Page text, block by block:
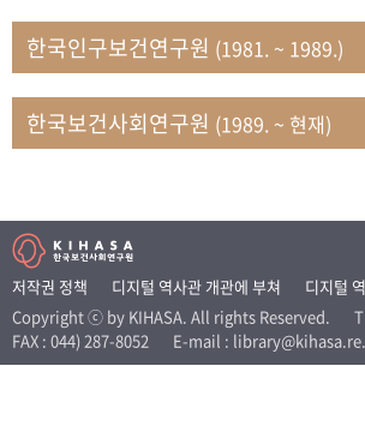
VR 역사관
문현상
가족복지연구실 인구가족연구팀
박인화
보건정책연구실
박재빈
연구부 인구역학담당실
변종화
보건정책연구실 건강증진팀
송건용
보건정책연구실
송태민
정보통계연구실 빅데이터연구센터
신희설
사업개발부 국제협력연구실
이규식
의료보험연구실
이문기
훈련부
한국인구보건연구원 (1981. ~ 1989.)
한국보건사회연구원 (1989. ~ 현재)
저작권 정책 디지털 역사관 개관에 부쳐
디지털
Copyright ⓒ by KIHASA. All rights Reserved.
FAX : 044) 287-8052
E-mail :